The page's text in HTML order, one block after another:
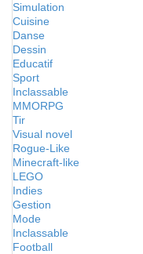
Simulation
Cuisine
Danse
Dessin
Educatif
Sport
Inclassable
MMORPG
Tir
Visual novel
Rogue-Like
Minecraft-like
LEGO
Indies
Gestion
Mode
Inclassable
Football